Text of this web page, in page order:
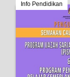
Info Pendidikan